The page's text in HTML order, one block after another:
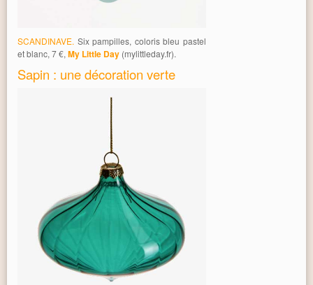
SCANDINAVE. Six pampilles, coloris bleu pastel
et blanc, 7 €, My Little Day (mylittleday.fr).
Sapin : une décoration verte